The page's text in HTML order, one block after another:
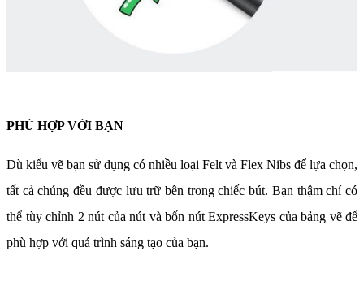
PHÙ HỢP VỚI BẠN
Dù kiểu vẽ bạn sử dụng có nhiều loại Felt và Flex Nibs để lựa chọn,
tất cả chúng đều được lưu trữ bên trong chiếc bút. Bạn thậm chí có
thể tùy chỉnh 2 nút của nút và bốn nút ExpressKeys của bảng vẽ để
phù hợp với quá trình sáng tạo của bạn.